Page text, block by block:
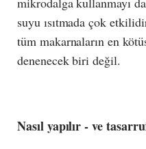
suyu ısıtmada çok
tüm makarnaların en
denenecek biri değil.
Nasıl yapılır - ve